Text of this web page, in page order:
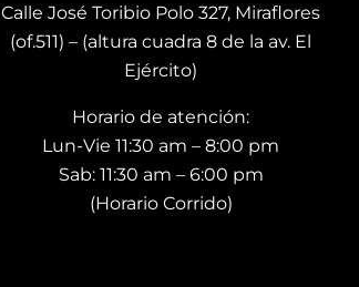
Calle José Toribio Polo 327, Miraflores
(of.511) – (altura cuadra 8 de la av. El
Ejército)
Horario de atención:
Lun-Vie 11:30 am – 8:00 pm
Sab: 11:30 am – 6:00 pm
(Horario Corrido)